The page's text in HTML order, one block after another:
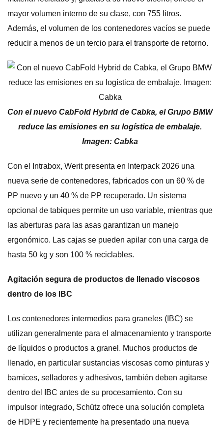
mayor volumen interno de su clase, con 755 litros.
Además, el volumen de los contenedores vacíos se puede
reducir a menos de un tercio para el transporte de retorno.
Con el nuevo CabFold Hybrid de Cabka, el Grupo BMW
reduce las emisiones en su logística de embalaje.
Imagen: Cabka
Con el Intrabox, Werit presenta en Interpack 2026 una
nueva serie de contenedores, fabricados con un 60 % de
PP nuevo y un 40 % de PP recuperado. Un sistema
opcional de tabiques permite un uso variable, mientras que
las aberturas para las asas garantizan un manejo
ergonómico. Las cajas se pueden apilar con una carga de
hasta 50 kg y son 100 % reciclables.
Agitación segura de productos de llenado viscosos
dentro de los IBC
Los contenedores intermedios para graneles (IBC) se
utilizan generalmente para el almacenamiento y transporte
de líquidos o productos a granel. Muchos productos de
llenado, en particular sustancias viscosas como pinturas y
barnices, selladores y adhesivos, también deben agitarse
dentro del IBC antes de su procesamiento. Con su
impulsor integrado, Schütz ofrece una solución completa
de HDPE y recientemente ha presentado una nueva